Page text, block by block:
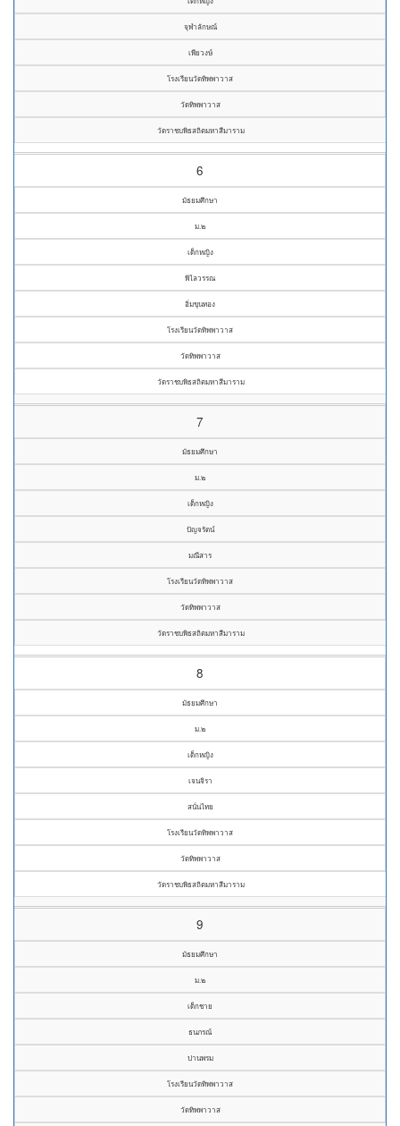
จุฬาลักษณ์
เพียวงษ์
โรงเรียนวัดทิพพาวาส
วัดทิพพาวาส
วัดราชบพิธสถิตมหาสีมาราม
6
มัธยมศึกษา
ม.๒
เด็กหญิง
พิไลวรรณ
อิ่มขุนทอง
โรงเรียนวัดทิพพาวาส
วัดทิพพาวาส
วัดราชบพิธสถิตมหาสีมาราม
7
มัธยมศึกษา
ม.๒
เด็กหญิง
ปัญจรัตน์
มณีสาร
โรงเรียนวัดทิพพาวาส
วัดทิพพาวาส
วัดราชบพิธสถิตมหาสีมาราม
8
มัธยมศึกษา
ม.๒
เด็กหญิง
เจนจิรา
สนั่นไทย
โรงเรียนวัดทิพพาวาส
วัดทิพพาวาส
วัดราชบพิธสถิตมหาสีมาราม
9
มัธยมศึกษา
ม.๒
เด็กชาย
ธนภรณ์
ปานพรม
โรงเรียนวัดทิพพาวาส
วัดทิพพาวาส